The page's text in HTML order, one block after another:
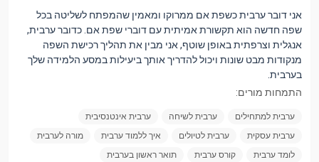
אני דובר ערבית כשפת אם ממרוקו ומאמין שהמפתח לשליטה בכל
שפה חדשה הוא תקשורת אמיתית עם דוברי שפת אם. כדובר ערבית,
אנגלית וצרפתית באופן שוטף, אני מבין את תהליך רכישת השפה
מנקודות מבט שונות ויכול להדריך אותך ביעילות במסע הלמידה שלך
בערבית.
התמחות מורים:
ערבית למתחילים ערבית לשיחה
ערבית אינטנסיבית
ערבית עסקית
ערבית לטיולים איך ללמוד ערבית
מורה לערבית
לומד ערבית
קורס ערבית תואר ראשון בערבית